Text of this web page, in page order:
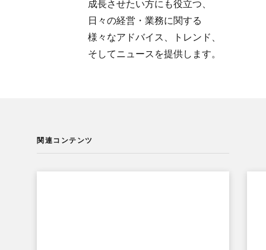
成長させたい方にも​役立つ、​
日々の​経営・業務に​関する​
様々な​アドバイス、​トレンド、​
そして​ニュースを​提供します。
関連コンテンツ